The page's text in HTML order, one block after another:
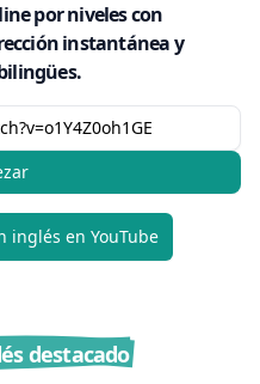
por niveles con
instantánea y
inglés en YouTube
destacado